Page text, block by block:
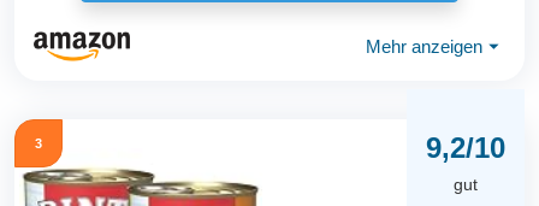
Mehr anzeigen ⏷
3 9,2/10
gut